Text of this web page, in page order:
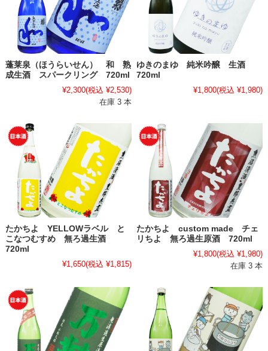
蓬莱泉（ほうらいせん） 和 熟
成生酒 スパークリング 720ml
¥2,300(税込 ¥2,530)
在庫 3 本
ゆきのまゆ 純米吟醸 生酒
720ml
¥1,800(税込 ¥1,980)
たかちよ YELLOWラベル と
こなつむすめ 無ろ過生酒
720ml
¥1,650(税込 ¥1,815)
たかちよ custom made チェ
リちよ 無ろ過生原酒 720ml
¥1,800(税込 ¥1,980)
在庫 3 本